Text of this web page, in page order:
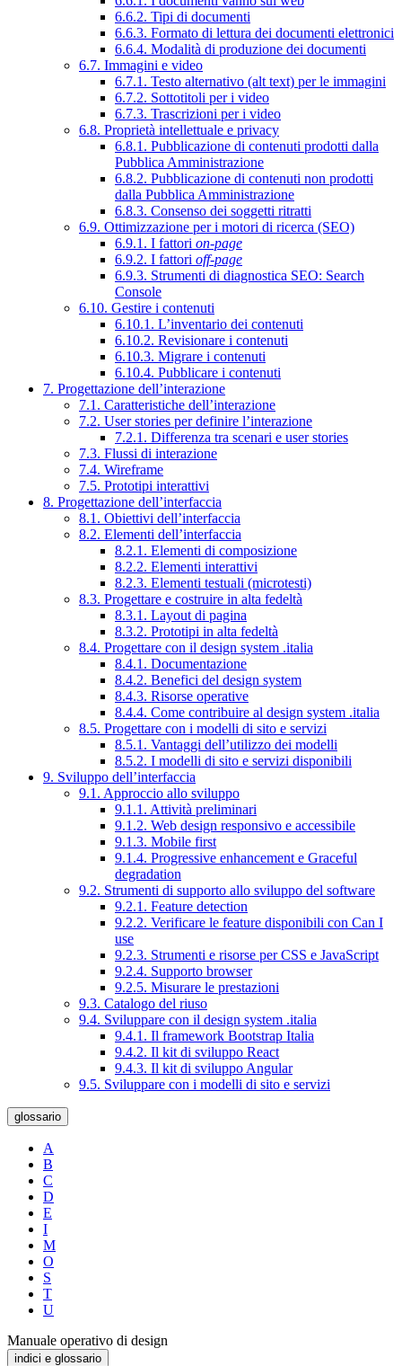
6.6.2. Tipi di documenti
6.6.3. Formato di lettura dei documenti elettronici
6.6.4. Modalità di produzione dei documenti
6.7. Immagini e video
6.7.1. Testo alternativo (alt text) per le immagini
6.7.2. Sottotitoli per i video
6.7.3. Trascrizioni per i video
6.8. Proprietà intellettuale e privacy
6.8.1. Pubblicazione di contenuti prodotti dalla
Pubblica Amministrazione
6.8.2. Pubblicazione di contenuti non prodotti
dalla Pubblica Amministrazione
6.8.3. Consenso dei soggetti ritratti
6.9. Ottimizzazione per i motori di ricerca (SEO)
6.9.1. I fattori on-page
6.9.2. I fattori off-page
6.9.3. Strumenti di diagnostica SEO: Search
Console
6.10. Gestire i contenuti
6.10.1. L’inventario dei contenuti
6.10.2. Revisionare i contenuti
6.10.3. Migrare i contenuti
6.10.4. Pubblicare i contenuti
7. Progettazione dell’interazione
7.1. Caratteristiche dell’interazione
7.2. User stories per definire l’interazione
7.2.1. Differenza tra scenari e user stories
7.3. Flussi di interazione
7.4. Wireframe
7.5. Prototipi interattivi
8. Progettazione dell’interfaccia
8.1. Obiettivi dell’interfaccia
8.2. Elementi dell’interfaccia
8.2.1. Elementi di composizione
8.2.2. Elementi interattivi
8.2.3. Elementi testuali (microtesti)
8.3. Progettare e costruire in alta fedeltà
8.3.1. Layout di pagina
8.3.2. Prototipi in alta fedeltà
8.4. Progettare con il design system .italia
8.4.1. Documentazione
8.4.2. Benefici del design system
8.4.3. Risorse operative
8.4.4. Come contribuire al design system .italia
8.5. Progettare con i modelli di sito e servizi
8.5.1. Vantaggi dell’utilizzo dei modelli
8.5.2. I modelli di sito e servizi disponibili
9. Sviluppo dell’interfaccia
9.1. Approccio allo sviluppo
9.1.1. Attività preliminari
9.1.2. Web design responsivo e accessibile
9.1.3. Mobile first
9.1.4. Progressive enhancement e Graceful
degradation
9.2. Strumenti di supporto allo sviluppo del software
9.2.1. Feature detection
9.2.2. Verificare le feature disponibili con Can I
use
9.2.3. Strumenti e risorse per CSS e JavaScript
9.2.4. Supporto browser
9.2.5. Misurare le prestazioni
9.3. Catalogo del riuso
9.4. Sviluppare con il design system .italia
9.4.1. Il framework Bootstrap Italia
9.4.2. Il kit di sviluppo React
9.4.3. Il kit di sviluppo Angular
9.5. Sviluppare con i modelli di sito e servizi
glossario
A
B
C
D
E
I
M
O
S
T
U
Manuale operativo di design
indici e glossario